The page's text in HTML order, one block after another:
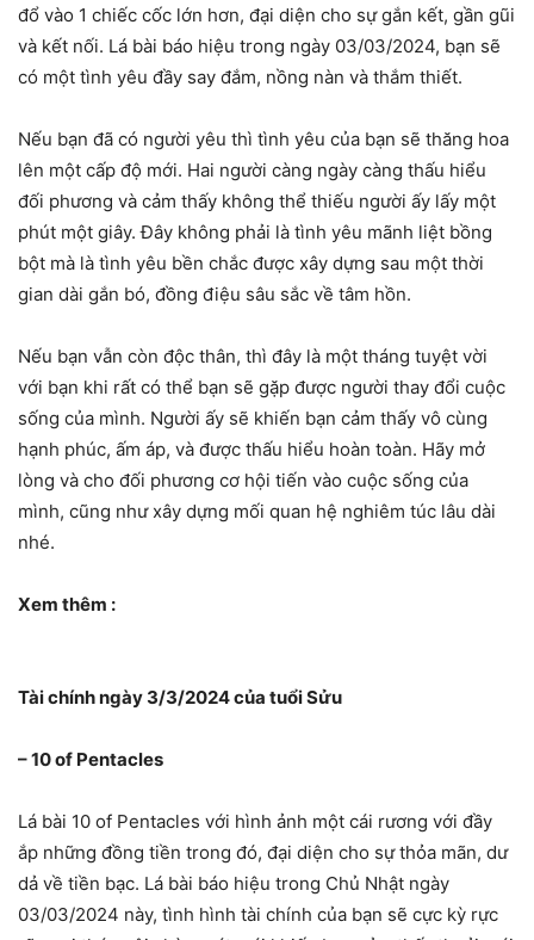
đổ vào 1 chiếc cốc lớn hơn, đại diện cho sự gắn kết, gần gũi
và kết nối. Lá bài báo hiệu trong ngày 03/03/2024, bạn sẽ
có một tình yêu đầy say đắm, nồng nàn và thắm thiết.
Nếu bạn đã có người yêu thì tình yêu của bạn sẽ thăng hoa
lên một cấp độ mới. Hai người càng ngày càng thấu hiểu
đối phương và cảm thấy không thể thiếu người ấy lấy một
phút một giây. Đây không phải là tình yêu mãnh liệt bồng
bột mà là tình yêu bền chắc được xây dựng sau một thời
gian dài gắn bó, đồng điệu sâu sắc về tâm hồn.
Nếu bạn vẫn còn độc thân, thì đây là một tháng tuyệt vời
với bạn khi rất có thể bạn sẽ gặp được người thay đổi cuộc
sống của mình. Người ấy sẽ khiến bạn cảm thấy vô cùng
hạnh phúc, ấm áp, và được thấu hiểu hoàn toàn. Hãy mở
lòng và cho đối phương cơ hội tiến vào cuộc sống của
mình, cũng như xây dựng mối quan hệ nghiêm túc lâu dài
nhé.
Xem thêm :
Tài chính ngày 3/3/2024 của tuổi Sửu
– 10 of Pentacles
Lá bài 10 of Pentacles với hình ảnh một cái rương với đầy
ắp những đồng tiền trong đó, đại diện cho sự thỏa mãn, dư
dả về tiền bạc. Lá bài báo hiệu trong Chủ Nhật ngày
03/03/2024 này, tình hình tài chính của bạn sẽ cực kỳ rực